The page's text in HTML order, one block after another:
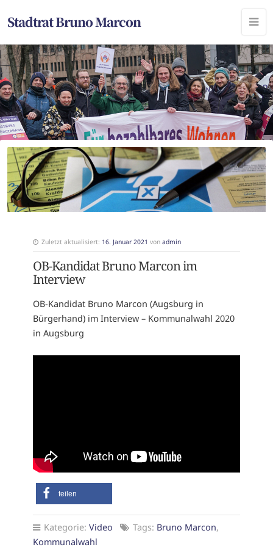
Stadtrat Bruno Marcon
Zuletzt aktualisiert: 16. Januar 2021 von admin
OB-Kandidat Bruno Marcon im
Interview
OB-Kandidat Bruno Marcon (Augsburg in
Bürgerhand) im Interview – Kommunalwahl 2020
in Augsburg
teilen
Kategorie: Video Tags: Bruno Marcon,
Kommunalwahl